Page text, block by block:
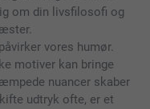
om din livsfilosofi og
vores humør.
motiver kan bringe
nuancer skaber
udtryk ofte, er et